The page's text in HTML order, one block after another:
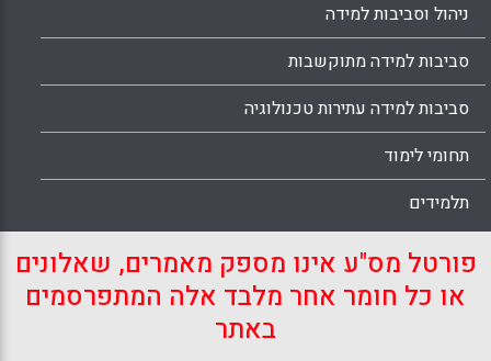
ניהול וסביבות למידה
סביבות למידה מתוקשבות
סביבות למידה עתירות טכנולוגיה
תחומי לימוד
תלמידים
פורטל מס"ע אינו מספק מאמרים, שאלונים
או כל חומר אחר מלבד אלה המתפרסמים
באתר